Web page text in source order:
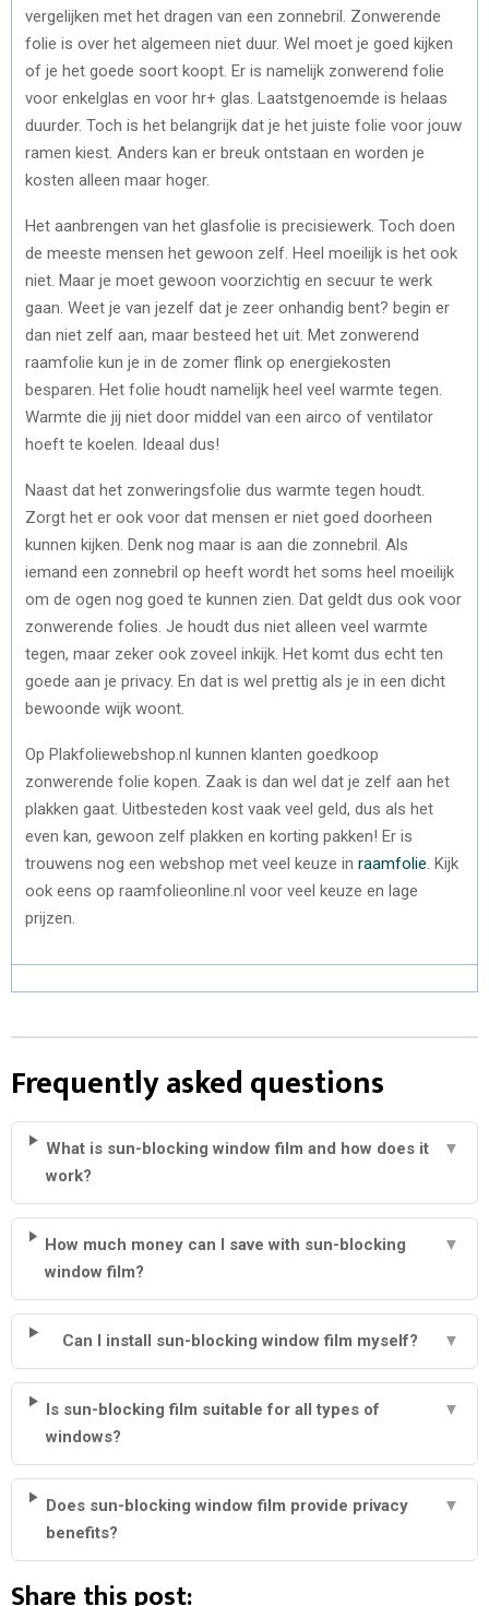
vergelijken met het dragen van een zonnebril. Zonwerende
folie is over het algemeen niet duur. Wel moet je goed kijken
of je het goede soort koopt. Er is namelijk zonwerend folie
voor enkelglas en voor hr+ glas. Laatstgenoemde is helaas
duurder. Toch is het belangrijk dat je het juiste folie voor jouw
ramen kiest. Anders kan er breuk ontstaan en worden je
kosten alleen maar hoger.
Het aanbrengen van het glasfolie is precisiewerk. Toch doen
de meeste mensen het gewoon zelf. Heel moeilijk is het ook
niet. Maar je moet gewoon voorzichtig en secuur te werk
gaan. Weet je van jezelf dat je zeer onhandig bent? begin er
dan niet zelf aan, maar besteed het uit. Met zonwerend
raamfolie kun je in de zomer flink op energiekosten
besparen. Het folie houdt namelijk heel veel warmte tegen.
Warmte die jij niet door middel van een airco of ventilator
hoeft te koelen. Ideaal dus!
Naast dat het zonweringsfolie dus warmte tegen houdt.
Zorgt het er ook voor dat mensen er niet goed doorheen
kunnen kijken. Denk nog maar is aan die zonnebril. Als
iemand een zonnebril op heeft wordt het soms heel moeilijk
om de ogen nog goed te kunnen zien. Dat geldt dus ook voor
zonwerende folies. Je houdt dus niet alleen veel warmte
tegen, maar zeker ook zoveel inkijk. Het komt dus echt ten
goede aan je privacy. En dat is wel prettig als je in een dicht
bewoonde wijk woont.
Op Plakfoliewebshop.nl kunnen klanten goedkoop
zonwerende folie kopen. Zaak is dan wel dat je zelf aan het
plakken gaat. Uitbesteden kost vaak veel geld, dus als het
even kan, gewoon zelf plakken en korting pakken! Er is
trouwens nog een webshop met veel keuze in raamfolie . Kijk
ook eens op raamfolieonline.nl voor veel keuze en lage
prijzen.
Frequently asked questions
What is sun-blocking window film and how does it
work?
▼
How much money can I save with sun-blocking
window film?
▼
Can I install sun-blocking window film myself? ▼
Is sun-blocking film suitable for all types of
windows?
▼
Does sun-blocking window film provide privacy
benefits?
▼
Share this post: